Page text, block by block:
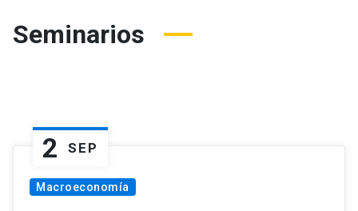
Seminarios
2 SEP
Macroeconomía